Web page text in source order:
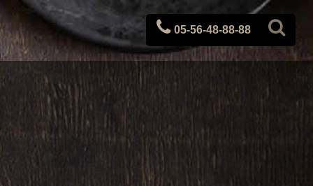
05-56-48-88-88